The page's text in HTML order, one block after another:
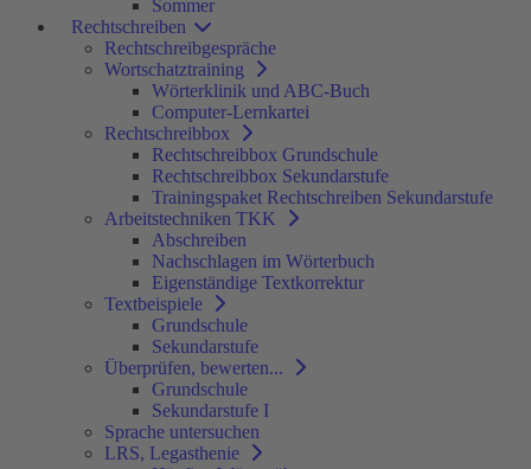
Sommer
Rechtschreiben
Rechtschreibgespräche
Wortschatztraining
Wörterklinik und ABC-Buch
Computer-Lernkartei
Rechtschreibbox
Rechtschreibbox Grundschule
Rechtschreibbox Sekundarstufe
Trainingspaket Rechtschreiben Sekundarstufe
Arbeitstechniken TKK
Abschreiben
Nachschlagen im Wörterbuch
Eigenständige Textkorrektur
Textbeispiele
Grundschule
Sekundarstufe
Überprüfen, bewerten...
Grundschule
Sekundarstufe I
Sprache untersuchen
LRS, Legasthenie